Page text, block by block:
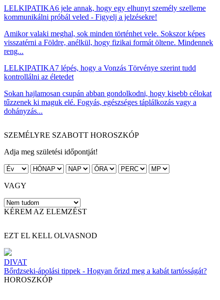
LELKIPATIKA6 jele annak, hogy egy elhunyt személy szelleme
kommunikálni próbál veled - Figyelj a jelzésekre!
Amikor valaki meghal, sok minden történhet vele. Sokszor képes
visszatérni a Földre, anélkül, hogy fizikai formát öltene. Mindennek
reng...
LELKIPATIKA7 lépés, hogy a Vonzás Törvénye szerint tudd
kontrollálni az életedet
Sokan hajlamosan csupán abban gondolkodni, hogy kisebb célokat
tűzzenek ki maguk elé. Fogyás, egészséges táplálkozás vagy a
dohányzás...
SZEMÉLYRE SZABOTT HOROSZKÓP
Adja meg születési időpontját!
VAGY
KÉREM AZ ELEMZÉST
EZT EL KELL OLVASNOD
DIVAT
Bőrdzseki-ápolási tippek - Hogyan őrizd meg a kabát tartósságát?
HOROSZKÓP